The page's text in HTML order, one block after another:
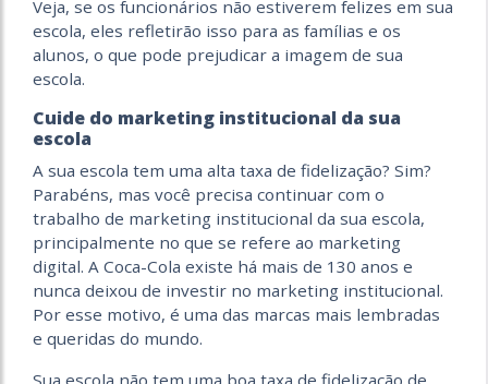
Veja, se os funcionários não estiverem felizes em sua
escola, eles refletirão isso para as famílias e os
alunos, o que pode prejudicar a imagem de sua
escola.
Cuide do marketing institucional da sua
escola
A sua escola tem uma alta taxa de fidelização? Sim?
Parabéns, mas você precisa continuar com o
trabalho de marketing institucional da sua escola,
principalmente no que se refere ao marketing
digital. A Coca-Cola existe há mais de 130 anos e
nunca deixou de investir no marketing institucional.
Por esse motivo, é uma das marcas mais lembradas
e queridas do mundo.
Sua escola não tem uma boa taxa de fidelização de